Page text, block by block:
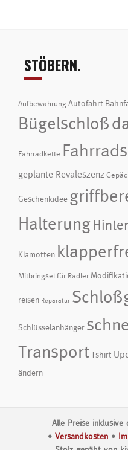
STÖBERN.
Aufbewahrung Autofahrt
Bügelschloß
Fahrradkette
geplante Revaleszenz
Geschenkidee
Halterung
Klamotten
Mitbringsel für Radler
reisen Reparatur
Schlüsselanhänger
Transport Tshirt
ändern
Alle Preise inklusive
• Versandkosten•